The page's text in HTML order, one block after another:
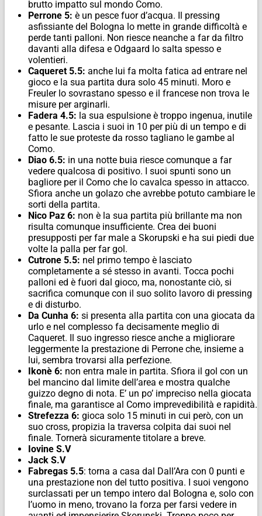
brutto impatto sul mondo Como.
Perrone 5: è un pesce fuor d’acqua. Il pressing
asfissiante del Bologna lo mette in grande difficoltà e
perde tanti palloni. Non riesce neanche a far da filtro
davanti alla difesa e Odgaard lo salta spesso e
volentieri.
Caqueret 5.5: anche lui fa molta fatica ad entrare nel
gioco e la sua partita dura solo 45 minuti. Moro e
Freuler lo sovrastano spesso e il francese non trova le
misure per arginarli.
Fadera 4.5: la sua espulsione è troppo ingenua, inutile
e pesante. Lascia i suoi in 10 per più di un tempo e di
fatto le sue proteste da rosso tagliano le gambe al
Como.
Diao 6.5: in una notte buia riesce comunque a far
vedere qualcosa di positivo. I suoi spunti sono un
bagliore per il Como che lo cavalca spesso in attacco.
Sfiora anche un golazo che avrebbe potuto cambiare le
sorti della partita.
Nico Paz 6: non è la sua partita più brillante ma non
risulta comunque insufficiente. Crea dei buoni
presupposti per far male a Skorupski e ha sui piedi due
volte la palla per far gol.
Cutrone 5.5: nel primo tempo è lasciato
completamente a sé stesso in avanti. Tocca pochi
palloni ed è fuori dal gioco, ma, nonostante ciò, si
sacrifica comunque con il suo solito lavoro di pressing
e di disturbo.
Da Cunha 6: si presenta alla partita con una giocata da
urlo e nel complesso fa decisamente meglio di
Caqueret. Il suo ingresso riesce anche a migliorare
leggermente la prestazione di Perrone che, insieme a
lui, sembra trovarsi alla perfezione.
Ikonè 6: non entra male in partita. Sfiora il gol con un
bel mancino dal limite dell’area e mostra qualche
guizzo degno di nota. E’ un po’ impreciso nella giocata
finale, ma garantisce al Como imprevedibilità e rapidità.
Strefezza 6: gioca solo 15 minuti in cui però, con un
suo cross, propizia la traversa colpita dai suoi nel
finale. Tornerà sicuramente titolare a breve.
Iovine S.V
Jack S.V
Fabregas 5.5: torna a casa dal Dall’Ara con 0 punti e
una prestazione non del tutto positiva. I suoi vengono
surclassati per un tempo intero dal Bologna e, solo con
l’uomo in meno, trovano la forza per farsi vedere in